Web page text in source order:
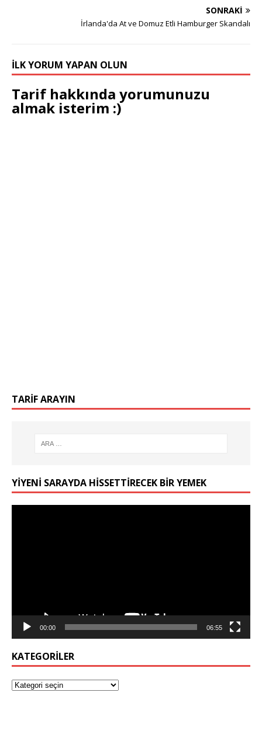
SONRAKI
İrlanda'da At ve Domuz Etli Hamburger Skandalı
İLK YORUM YAPAN OLUN
Tarif hakkında yorumunuzu
almak isterim :)
TARIF ARAYIN
YIYENI SARAYDA HISSETTIRECEK BIR YEMEK
00:00 06:55
KATEGORILER